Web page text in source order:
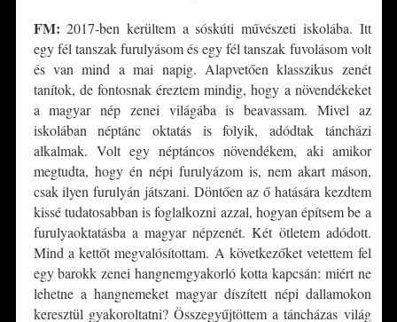
FM: 2017-ben kerültem a sóskúti művészeti iskolába. Itt
egy fél tanszak furulyásom és egy fél tanszak fuvolásom volt
és van mind a mai napig. Alapvetően klasszikus zenét
tanítok, de fontosnak éreztem mindig, hogy a növendékeket
a magyar nép zenei világába is beavassam. Mivel az
iskolában néptánc oktatás is folyik, adódtak táncházi
alkalmak. Volt egy néptáncos növendékem, aki amikor
megtudta, hogy én népi furulyázom is, nem akart máson,
csak ilyen furulyán játszani. Döntően az ő hatására kezdtem
kissé tudatosabban is foglalkozni azzal, hogyan építsem be a
furulyaoktatásba a magyar népzenét. Két ötletem adódott.
Mind a kettőt megvalósítottam. A következőket vetettem fel
egy barokk zenei hangnemgyakorló kotta kapcsán: miért ne
lehetne a hangnemeket magyar díszített népi dallamokon
keresztül gyakoroltatni? Összegyűjtöttem a táncházas világ